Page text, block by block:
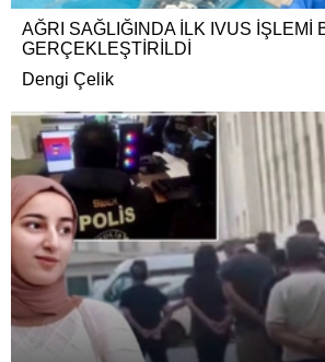
AĞRI SAĞLIĞINDA İLK IVUS İŞLEMİ
GERÇEKLEŞTİRİLDİ
Dengi Çelik